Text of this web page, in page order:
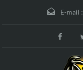
E-mail :